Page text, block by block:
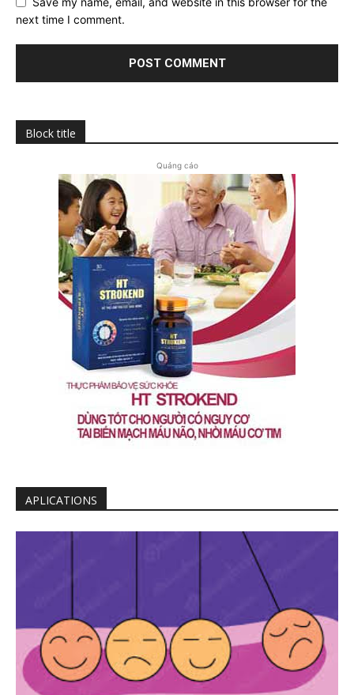
next time I comment.
Block title
Quảng cáo
APLICATIONS